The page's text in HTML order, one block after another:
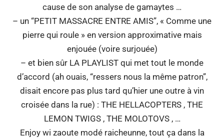
cause de son analyse de gamaytes …
– un “PETIT MASSACRE ENTRE AMIS”, « Comme une
pierre qui roule » en version approximative mais
enjouée (voire surjouée)
– et bien sûr LA PLAYLIST qui met tout le monde
d’accord (ah ouais, “ressers nous la même patron”,
disait encore pas plus tard qu’hier une outre à vin
croisée dans la rue) : THE HELLACOPTERS , THE
LEMON TWIGS , THE MOLOTOVS , …
Enjoy wi zaoute modé raicheunne, tout ça dans la